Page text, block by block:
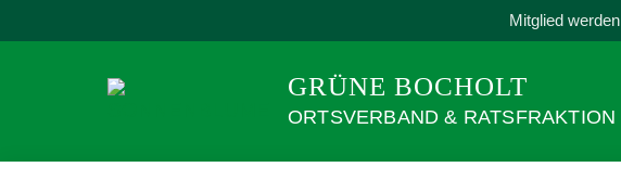
zum
Mitglied werden
GRÜNE BOCHOLT
ORTSVERBAND & RATSFRAKTION